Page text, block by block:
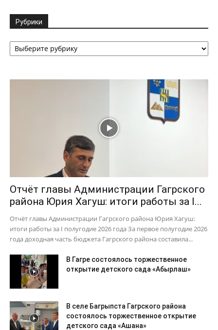
Рубрики
Рубрики
Отчёт главы Администрации Гагрского
района Юрия Хагуш: итоги работы за I...
Отчёт главы Администрации Гагрского района Юрия Хагуш:
итоги работы за I полугодие 2026 года За первое полугодие 2026
года доходная часть бюджета Гагрского района составила...
В Гагре состоялось торжественное
открытие детского сада «Абырлаш»
В селе Багрыпста Гагрского района
состоялось торжественное открытие
детского сада «Ашана»